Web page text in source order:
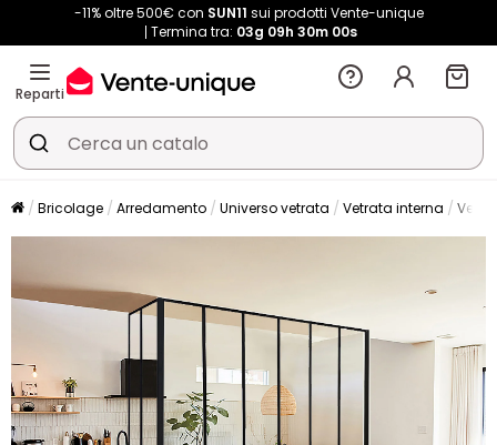
-11% oltre 500€ con SUN11 sui prodotti Vente-unique
Termina tra: 03g 09h 29m 58s
Reparti
Bricolage Arredamento Universo vetrata Vetrata interna